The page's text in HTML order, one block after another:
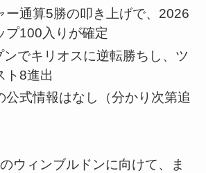
ー通算5勝の叩き上げで、2026
プ100入りが確定
でキリオスに逆転勝ちし、ツ
ト8進出
公式情報はなし（分かり次第追
ウィンブルドンに向けて、ま